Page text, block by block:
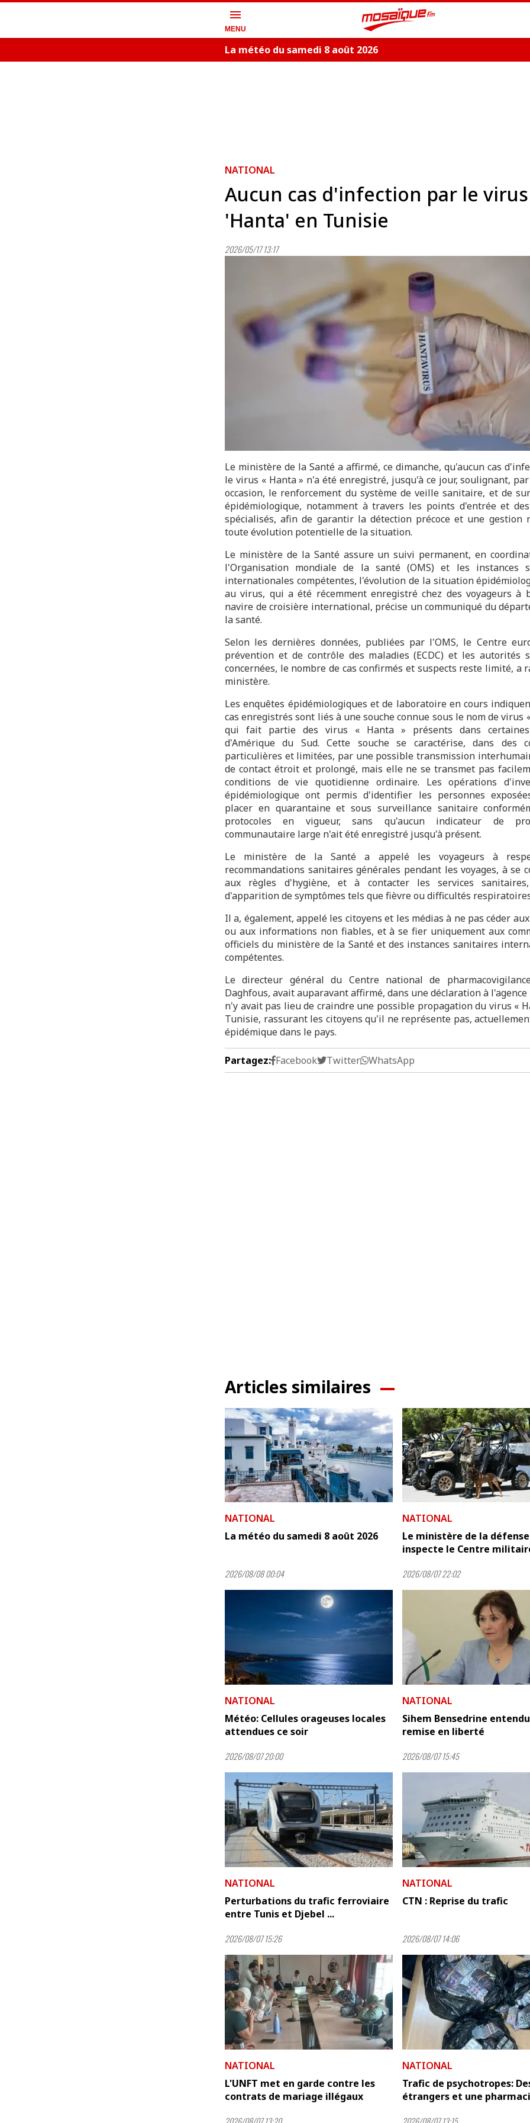
menu
MENU
La météo du samedi 8 août 2026
NATIONAL
Aucun cas d'infection par le virus
'Hanta' en Tunisie
2026/05/17 13:17
Le ministère de la Santé a affirmé, ce dimanche, qu'aucun cas
le virus « Hanta » n'a été enregistré, jusqu'à ce jour, soulignant,
occasion, le renforcement du système de veille sanitaire, et de
épidémiologique, notamment à travers les points d'entrée et
spécialisés, afin de garantir la détection précoce et une gestion
toute évolution potentielle de la situation.
Le ministère de la Santé assure un suivi permanent, en
l'Organisation mondiale de la santé (OMS) et les instances
internationales compétentes, l'évolution de la situation
au virus, qui a été récemment enregistré chez des voyageurs à
navire de croisière international, précise un communiqué du
la santé.
Selon les dernières données, publiées par l'OMS, le Centre
prévention et de contrôle des maladies (ECDC) et les autorités
concernées, le nombre de cas confirmés et suspects reste limité, a
ministère.
Les enquêtes épidémiologiques et de laboratoire en cours
cas enregistrés sont liés à une souche connue sous le nom de virus
qui fait partie des virus « Hanta » présents dans
d'Amérique du Sud. Cette souche se caractérise, dans des
particulières et limitées, par une possible transmission
de contact étroit et prolongé, mais elle ne se transmet pas
conditions de vie quotidienne ordinaire. Les opérations
épidémiologique ont permis d'identifier les personnes
placer en quarantaine et sous surveillance sanitaire
protocoles en vigueur, sans qu'aucun indicateur de
communautaire large n'ait été enregistré jusqu'à présent.
Le ministère de la Santé a appelé les voyageurs à
recommandations sanitaires générales pendant les voyages, à se
aux règles d'hygiène, et à contacter les services
d'apparition de symptômes tels que fièvre ou difficultés
Il a, également, appelé les citoyens et les médias à ne pas céder
ou aux informations non fiables, et à se fier uniquement aux
officiels du ministère de la Santé et des instances sanitaires
compétentes.
Le directeur général du Centre national de
Daghfous, avait auparavant affirmé, dans une déclaration à l'agence
n'y avait pas lieu de craindre une possible propagation du virus «
Tunisie, rassurant les citoyens qu'il ne représente pas,
épidémique dans le pays.
Partagez: Facebook Twitter WhatsApp
Articles similaires
NATIONAL
La météo du samedi 8 août 2026
2026/08/08 00:04
NATIONAL
Le ministère de la défense
inspecte le Centre
2026/08/07 22:02
NATIONAL
Météo: Cellules orageuses locales
attendues ce soir
2026/08/07 20:00
NATIONAL
Sihem Bensedrine
remise en liberté
2026/08/07 15:45
NATIONAL
Perturbations du trafic ferroviaire
entre Tunis et Djebel ...
2026/08/07 15:26
NATIONAL
CTN : Reprise du trafic
2026/08/07 14:06
NATIONAL
L'UNFT met en garde contre les
contrats de mariage illégaux
NATIONAL
Trafic de psychotropes:
étrangers et une